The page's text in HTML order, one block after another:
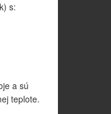
s:
a sú
teplote.